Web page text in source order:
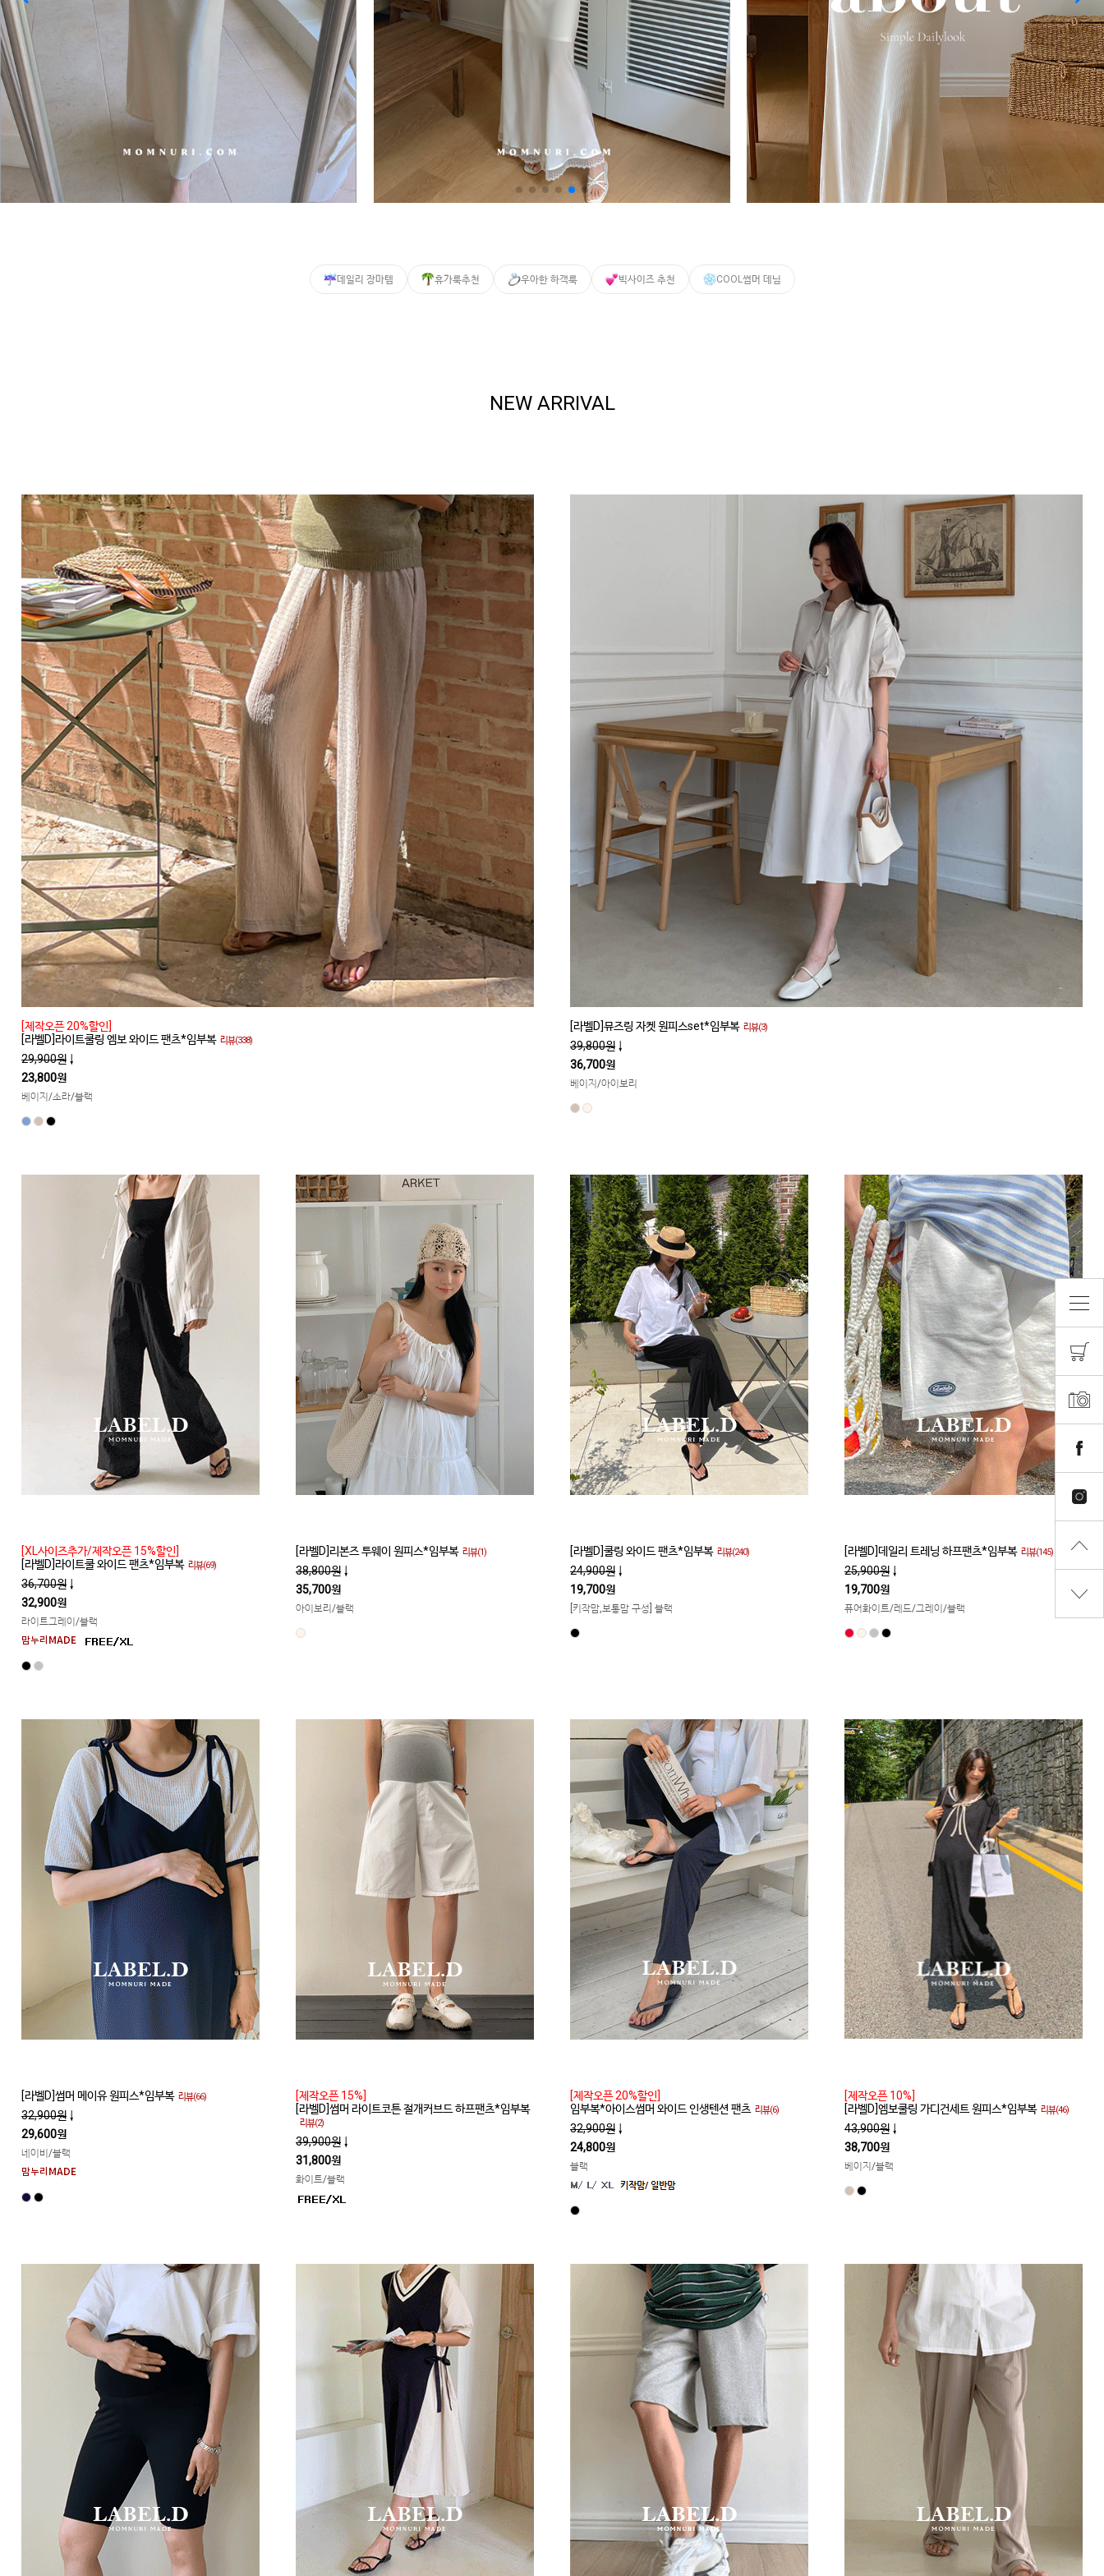
커뮤니티
이벤트
리뷰
다이어리
리얼체험단모집
만삭사진컨테스트
로그인
회원가입
마이페이지
장바구니
개인결제
데일리 장마템 휴가룩추천 우아한 하객룩 빅사이즈 추천 COOL썸머 데님
NEW ARRIVAL
[제작오픈 20%할인]
[라벨D]라이트쿨링 엠보 와이드 팬츠*임부복 리뷰(338)
29,900원 ↓
23,800원
베이지/소라/블랙
[라벨D]뮤즈링 자켓 원피스set*임부복 리뷰(3)
39,800원 ↓
36,700원
베이지/아이보리
[XL사이즈추가/제작오픈 15%할인]
[라벨D]라이트쿨 와이드 팬츠*임부복 리뷰(69)
36,700원 ↓
32,900원
라이트그레이/블랙
[라벨D]리본즈 투웨이 원피스*임부복 리뷰(1)
38,800원 ↓
35,700원
아이보리/블랙
[라벨D]쿨링 와이드 팬츠*임부복 리뷰(240)
24,900원 ↓
19,700원
[키작맘,보통맘 구성] 블랙
[라벨D]데일리 트레닝 하프팬츠*임부복 리뷰(145)
25,900원 ↓
19,700원
퓨어화이트/레드/그레이/블랙
[라벨D]썸머 메이유 원피스*임부복 리뷰(66)
32,900원 ↓
29,600원
네이비/블랙
[제작오픈 15%]
[라벨D]썸머 라이트코튼 절개커브드 하프팬츠*임부복
리뷰(2)
39,900원 ↓
31,800원
화이트/블랙
[제작오픈 20%할인]
임부복*아이스썸머 와이드 인생텐션 팬츠 리뷰(6)
32,900원 ↓
24,800원
블랙
[제작오픈 10%]
[라벨D]엠보쿨링 가디건세트 원피스*임부복 리뷰(46)
43,900원 ↓
38,700원
베이지/블랙